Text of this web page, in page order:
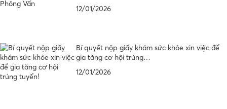
12/01/2026
Bí quyết nộp giấy khám sức khỏe xin việc để
gia tăng cơ hội trúng…
12/01/2026